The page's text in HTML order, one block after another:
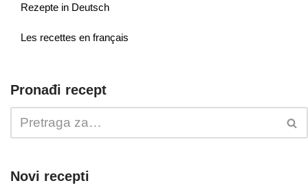
Rezepte in Deutsch
Les recettes en français
Pronađi recept
Novi recepti